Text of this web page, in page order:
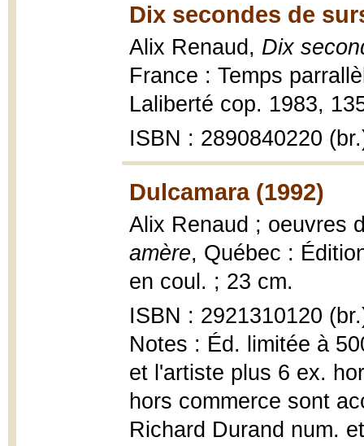
Dix secondes de
Alix Renaud, Dix
France : Temps
Laliberté cop. 1983,
ISBN : 2890840220
Dulcamara (1992)
Alix Renaud ; oeuvres
amère, Québec :
en coul. ; 23 cm.
ISBN : 2921310120
Notes : Éd. limitée à
et l'artiste plus 6 ex.
hors commerce sont
Richard Durand num.